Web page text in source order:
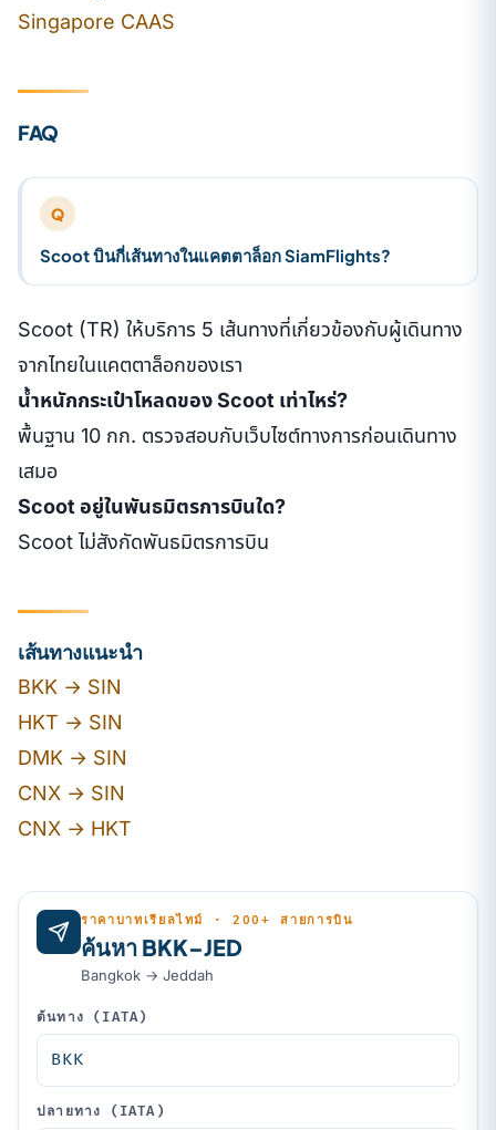
Singapore CAAS
FAQ
Q
Scoot บินกี่เส้นทางในแคตตาล็อก SiamFlights?
Scoot (TR) ให้บริการ 5 เส้นทางที่เกี่ยวข้องกับผู้เดินทาง
จากไทยในแคตตาล็อกของเรา
น้ำหนักกระเป๋าโหลดของ Scoot เท่าไหร่?
พื้นฐาน 10 กก. ตรวจสอบกับเว็บไซต์ทางการก่อนเดินทาง
เสมอ
Scoot อยู่ในพันธมิตรการบินใด?
Scoot ไม่สังกัดพันธมิตรการบิน
เส้นทางแนะนำ
BKK → SIN
HKT → SIN
DMK → SIN
CNX → SIN
CNX → HKT
ราคาบาทเรียลไทม์ · 200+ สายการบิน
ค้นหา BKK–JED
Bangkok → Jeddah
ต้นทาง (IATA)
ปลายทาง (IATA)